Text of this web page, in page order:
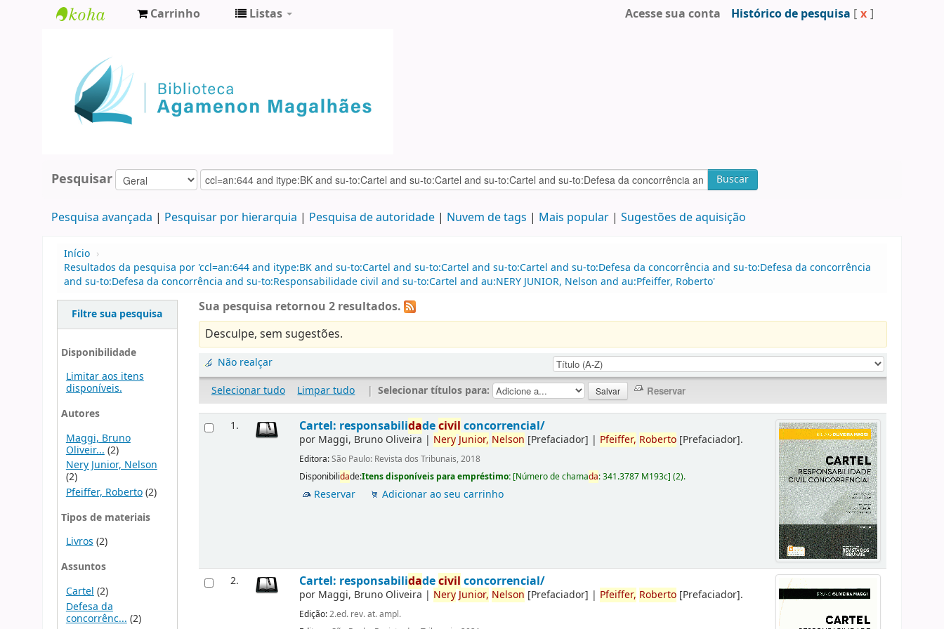
Agamenon
Magalhães
Carrinho Listas Acesse sua conta Histórico de pesquisa [ x ]
Pesquisar Buscar
Pesquisa avançada Pesquisar por hierarquia Pesquisa de autoridade Nuvem de tags Mais popular Sugestões de aquisição
Início ›
Resultados da pesquisa por 'ccl=an:644 and itype:BK and su-to:Cartel and su-to:Cartel and su-to:Cartel and su-to:Defesa da concorrência and su-to:Defesa da concorrência
and su-to:Defesa da concorrência and su-to:Responsabilidade civil and su-to:Cartel and au:NERY JUNIOR, Nelson and au:Pfeiffer, Roberto'
Filtre sua pesquisa
Disponibilidade
Limitar aos itens
disponíveis.
Autores
Maggi, Bruno
Oliveir... (2)
Nery Junior, Nelson
(2)
Pfeiffer, Roberto(2)
Tipos de materiais
Livros(2)
Assuntos
Cartel (2)
Defesa da
concorrênc... (2)
Sua pesquisa retornou 2 resultados.
Desculpe, sem sugestões.
Não realçar
Selecionar tudo
Limpar tudo | Selecionar títulos para:
1. Cartel: responsabilidadecivil concorrencial/
por Maggi, Bruno Oliveira | NeryJunior, Nelson [Prefaciador] | Pfeiffer, Roberto [Prefaciador].
Editora:São Paulo: Revista dos Tribunais, 2018
Disponibilidade:Itens disponíveis para empréstimo: [Número de chamada:341.3787 M193c](2).
Reservar Adicionar ao seu carrinho
2. Cartel: responsabilidadecivil concorrencial/
por Maggi, Bruno Oliveira | NeryJunior, Nelson [Prefaciador] | Pfeiffer, Roberto [Prefaciador].
Edição:2.ed. rev. at. ampl.